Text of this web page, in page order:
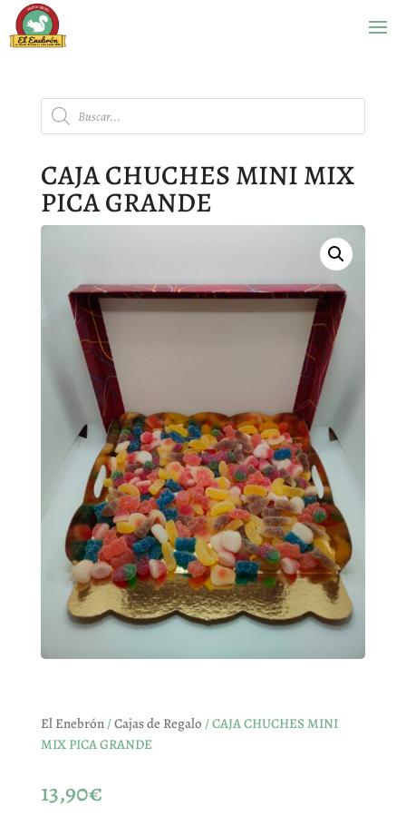
Búsqueda
de
productos
CAJA CHUCHES MINI MIX
PICA GRANDE
El Enebrón/Cajas de Regalo / CAJA CHUCHES MINI
MIX PICA GRANDE
13,90€